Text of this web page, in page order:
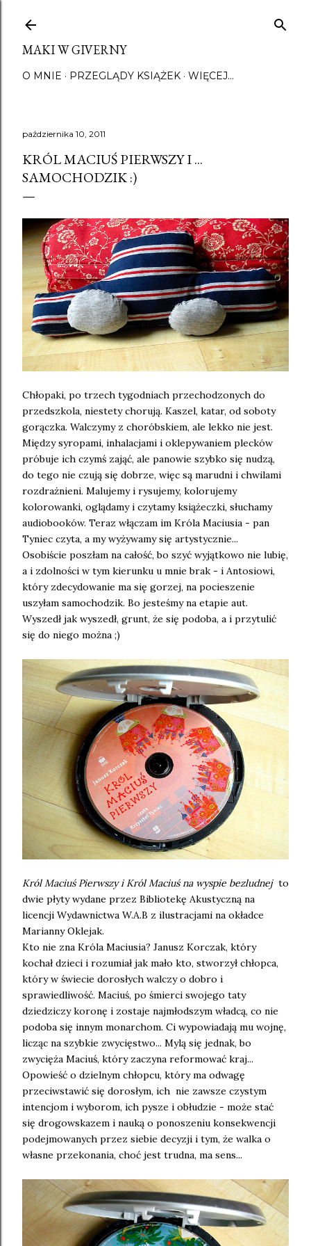
MAKI W GIVERNY
O MNIE PRZEGLĄDY KSIĄŻEK WIĘCEJ…
października 10, 2011
KRÓL MACIUŚ PIERWSZY I ...
SAMOCHODZIK :)
Chłopaki, po trzech tygodniach przechodzonych do
przedszkola, niestety chorują. Kaszel, katar, od soboty
gorączka. Walczymy z choróbskiem, ale lekko nie jest.
Między syropami, inhalacjami i oklepywaniem plecków
próbuje ich czymś zająć, ale panowie szybko się nudzą,
do tego nie czują się dobrze, więc są marudni i chwilami
rozdrażnieni. Malujemy i rysujemy, kolorujemy
kolorowanki, oglądamy i czytamy książeczki, słuchamy
audiobooków. Teraz włączam im Króla Maciusia - pan
Tyniec czyta, a my wyżywamy się artystycznie...
Osobiście poszłam na całość, bo szyć wyjątkowo nie lubię,
a i zdolności w tym kierunku u mnie brak - i Antosiowi,
który zdecydowanie ma się gorzej, na pocieszenie
uszyłam samochodzik. Bo jesteśmy na etapie aut.
Wyszedł jak wyszedł, grunt, że się podoba, a i przytulić
się do niego można ;)
Król Maciuś Pierwszy i Król Maciuś na wyspie bezludnej to
dwie płyty wydane przez Bibliotekę Akustyczną na
licencji Wydawnictwa W.A.B z ilustracjami na okładce
Marianny Oklejak.
Kto nie zna Króla Maciusia? Janusz Korczak, który
kochał dzieci i rozumiał jak mało kto, stworzył chłopca,
który w świecie dorosłych walczy o dobro i
sprawiedliwość. Maciuś, po śmierci swojego taty
dziedziczy koronę i zostaje najmłodszym władcą, co nie
podoba się innym monarchom. Ci wypowiadają mu wojnę,
licząc na szybkie zwycięstwo... Mylą się jednak, bo
zwycięża Maciuś, który zaczyna reformować kraj...
Opowieść o dzielnym chłopcu, który ma odwagę
przeciwstawić się dorosłym, ich nie zawsze czystym
intencjom i wyborom, ich pysze i obłudzie - może stać
się drogowskazem i nauką o ponoszeniu konsekwencji
podejmowanych przez siebie decyzji i tym, że walka o
własne przekonania, choć jest trudna, ma sens...